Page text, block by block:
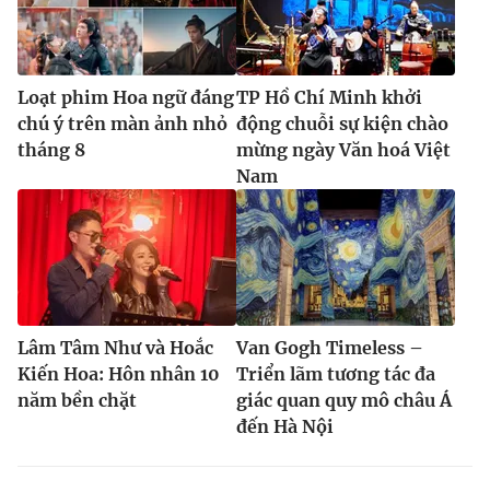
Loạt phim Hoa ngữ đáng
chú ý trên màn ảnh nhỏ
tháng 8
TP Hồ Chí Minh khởi
động chuỗi sự kiện chào
mừng ngày Văn hoá Việt
Nam
Lâm Tâm Như và Hoắc
Kiến Hoa: Hôn nhân 10
năm bền chặt
Van Gogh Timeless –
Triển lãm tương tác đa
giác quan quy mô châu Á
đến Hà Nội